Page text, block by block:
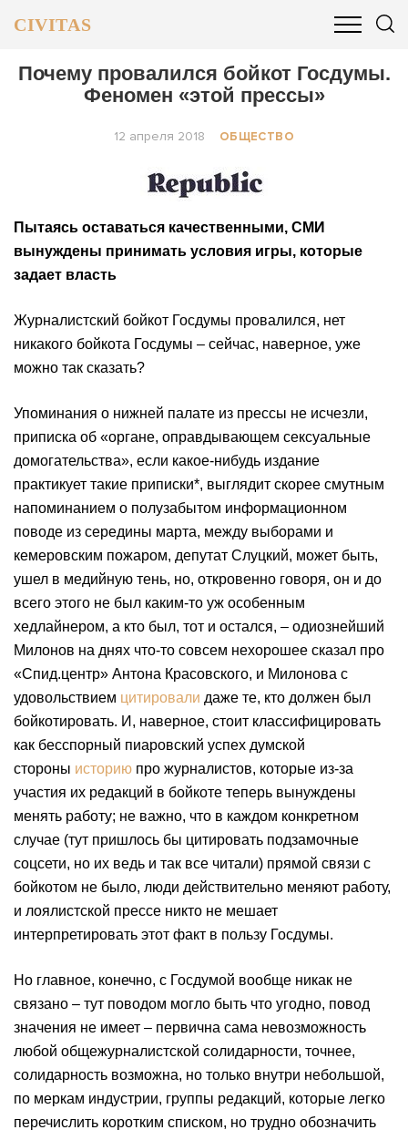
CIVITAS
ОБЩЕСТВО БИЗНЕС И ФИНАНСЫ
Почему провалился бойкот Госдумы.
Феномен «этой прессы»
12 апреля 2018 ОБЩЕСТВО
Пытаясь оставаться качественными, СМИ
вынуждены принимать условия игры, которые
задает власть
Журналистский бойкот Госдумы провалился, нет
никакого бойкота Госдумы – сейчас, наверное, уже
можно так сказать?
Упоминания о нижней палате из прессы не исчезли,
приписка об «органе, оправдывающем сексуальные
домогательства», если какое-нибудь издание
практикует такие приписки*, выглядит скорее смутным
напоминанием о полузабытом информационном
поводе из середины марта, между выборами и
кемеровским пожаром, депутат Слуцкий, может быть,
ушел в медийную тень, но, откровенно говоря, он и до
всего этого не был каким-то уж особенным
хедлайнером, а кто был, тот и остался, – одиознейший
Милонов на днях что-то совсем нехорошее сказал про
«Спид.центр» Антона Красовского, и Милонова с
удовольствием цитировали даже те, кто должен был
бойкотировать. И, наверное, стоит классифицировать
как бесспорный пиаровский успех думской
стороны историю про журналистов, которые из-за
участия их редакций в бойкоте теперь вынуждены
менять работу; не важно, что в каждом конкретном
случае (тут пришлось бы цитировать подзамочные
соцсети, но их ведь и так все читали) прямой связи с
бойкотом не было, люди действительно меняют работу,
и лоялистской прессе никто не мешает
интерпретировать этот факт в пользу Госдумы.
Но главное, конечно, с Госдумой вообще никак не
связано – тут поводом могло быть что угодно, повод
значения не имеет – первична сама невозможность
любой общежурналистской солидарности, точнее,
солидарность возможна, но только внутри небольшой,
по меркам индустрии, группы редакций, которые легко
перечислить коротким списком, но трудно обозначить